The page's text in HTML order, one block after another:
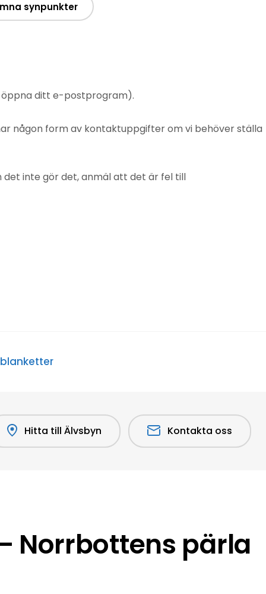
synpunkter
ditt e-postprogram).
någon form av kontaktuppgifter om vi behöver ställa
det inte gör det, anmäl att det är fel till
Hitta till Älvsbyn Kontakta oss
Norrbottens pärla